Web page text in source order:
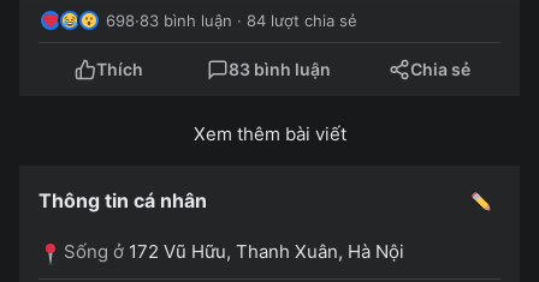
Thông tin cá nhân
Sống ở 172 Vũ Hữu, Thanh Xuân, Hà Nội
698·83 bình luận · 84 lượt chia sẻ
Thích 83 bình luận Chia sẻ
Xem thêm bài viết